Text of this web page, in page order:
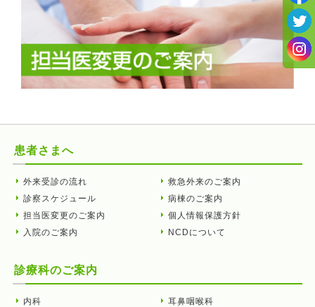
患者さまへ
外来受診の流れ
診察スケジュール
担当医変更のご案内
入院のご案内
救急外来のご案内
病棟のご案内
個人情報保護方針
NCDについて
診療科のご案内
内科
耳鼻咽喉科